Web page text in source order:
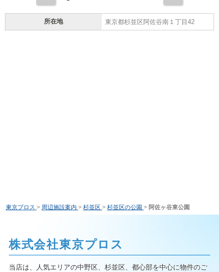
所在地 東京都杉並区阿佐谷南１丁目42
東京プロス > 周辺施設案内 > 杉並区 > 杉並区の公園 > 阿佐ヶ谷東公園
株式会社東京プロス
当店は、人気エリアの中野区、杉並区、都心部を中心に物件のご